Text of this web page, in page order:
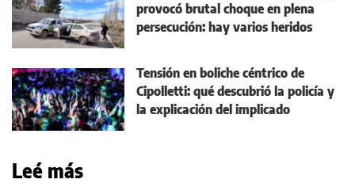
provocó brutal choque en plena
persecución: hay varios heridos
Tensión en boliche céntrico de
Cipolletti: qué descubrió la policía y
la explicación del implicado
Leé más